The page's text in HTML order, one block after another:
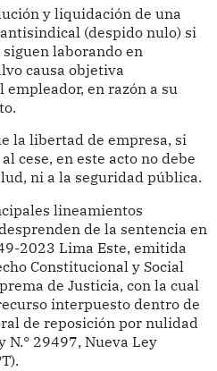
y liquidación de una
(despido nulo) si
laborando en
causa objetiva
en razón a su
la libertad de empresa, si
cese, en este acto no debe
ni a la seguridad pública.
lineamientos
de la sentencia en
2023 Lima Este, emitida
Constitucional y Social
de Justicia, con la cual
interpuesto dentro de
de reposición por nulidad
N.° 29497, Nueva Ley